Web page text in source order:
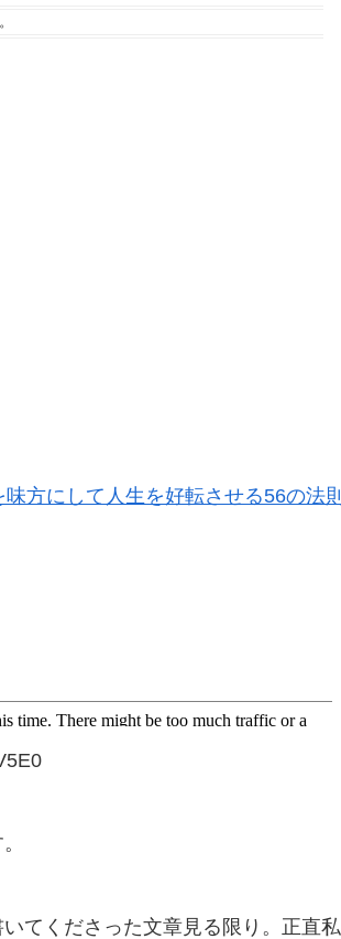
方にして人生を好転させる56の法則
てくださった文章見る限り。正直私